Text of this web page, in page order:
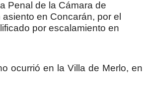
Penal de la Cámara de
en Concarán, por el
por escalamiento en
ocurrió en la Villa de Merlo, en